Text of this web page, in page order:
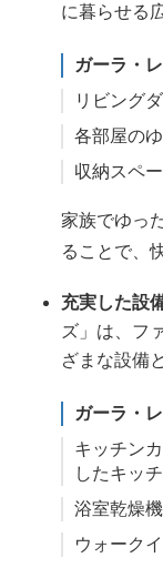
に暮らせる
ガーラ・
リビング
各部屋の
収納スペ
家族でゆっ
ることで、
充実した設
ズ」は、フ
ざまな設備
ガーラ・
キッチン
したキッ
浴室乾燥
ウォーク